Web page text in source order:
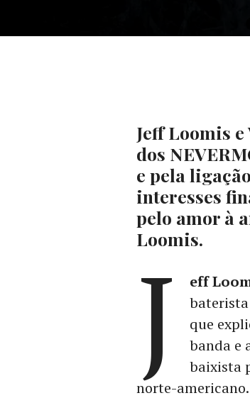
Jeff Loomis
dos
e pela
interesses
pelo amor à
Loomis.
J eff
que
banda e
baixista
norte-